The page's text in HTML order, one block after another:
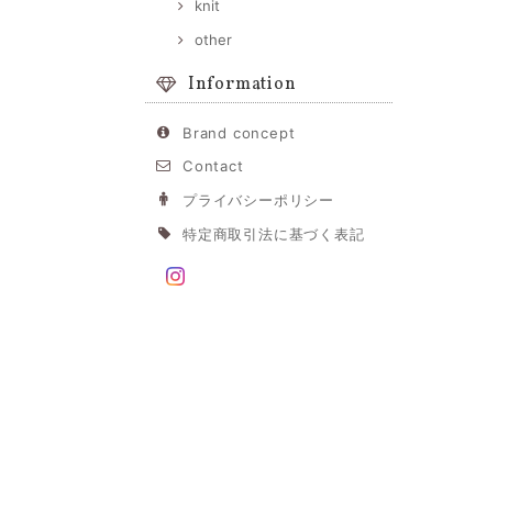
knit
other
Information
Brand concept
Contact
プライバシーポリシー
特定商取引法に基づく表記